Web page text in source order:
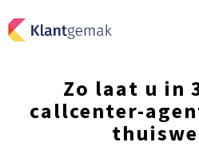
Zo laat u in
callcenter-